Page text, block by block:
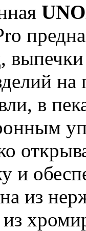
в
и
из